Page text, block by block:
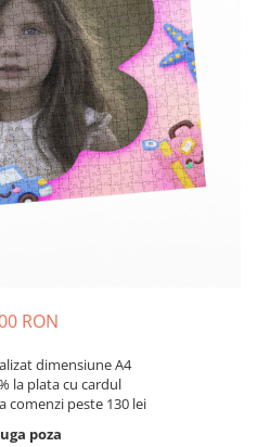
RON
dimensiune A4
la plata cu cardul
comenzi peste 130 lei
poza